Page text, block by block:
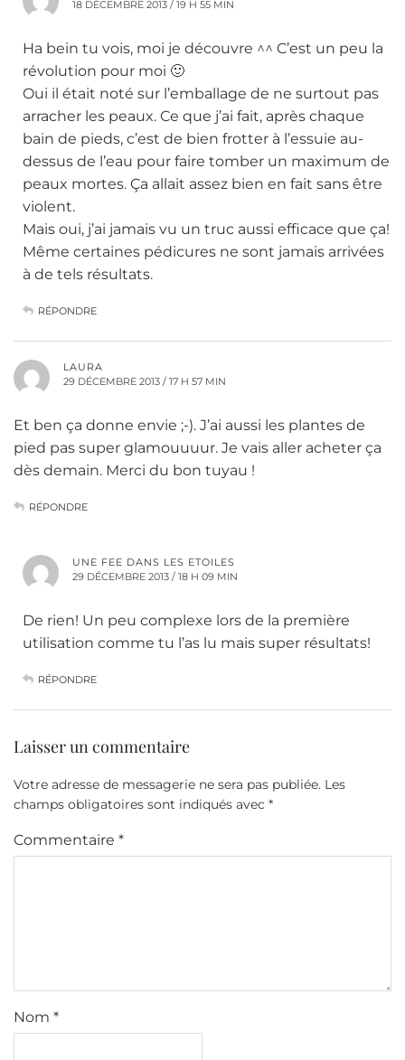
18 DÉCEMBRE 2013 / 19 H 55 MIN
Ha bein tu vois, moi je découvre ^^ C’est un peu la
révolution pour moi 🙂
Oui il était noté sur l’emballage de ne surtout pas
arracher les peaux. Ce que j’ai fait, après chaque
bain de pieds, c’est de bien frotter à l’essuie au-
dessus de l’eau pour faire tomber un maximum de
peaux mortes. Ça allait assez bien en fait sans être
violent.
Mais oui, j’ai jamais vu un truc aussi efficace que ça!
Même certaines pédicures ne sont jamais arrivées
à de tels résultats.
RÉPONDRE
LAURA
29 DÉCEMBRE 2013 / 17 H 57 MIN
Et ben ça donne envie ;-). J’ai aussi les plantes de
pied pas super glamouuuur. Je vais aller acheter ça
dès demain. Merci du bon tuyau !
RÉPONDRE
UNE FEE DANS LES ETOILES
29 DÉCEMBRE 2013 / 18 H 09 MIN
De rien! Un peu complexe lors de la première
utilisation comme tu l’as lu mais super résultats!
RÉPONDRE
Laisser un commentaire
Votre adresse de messagerie ne sera pas publiée. Les
champs obligatoires sont indiqués avec *
Commentaire *
Nom *